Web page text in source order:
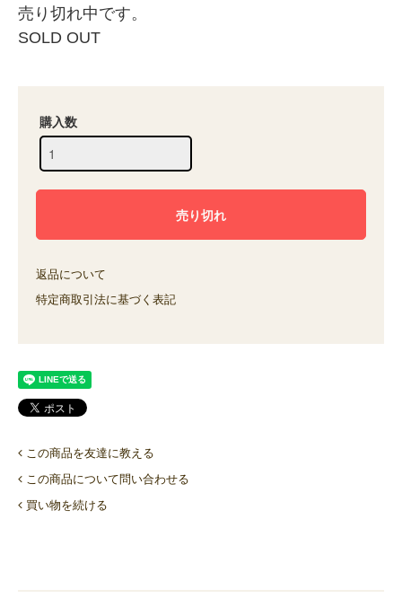
売り切れ中です。
SOLD OUT
購入数
返品について
特定商取引法に基づく表記
この商品を友達に教える
この商品について問い合わせる
買い物を続ける